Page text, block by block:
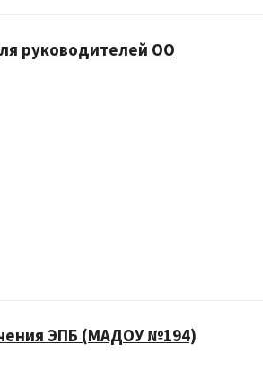
руководителей ОО
ЭПБ (МАДОУ №194)